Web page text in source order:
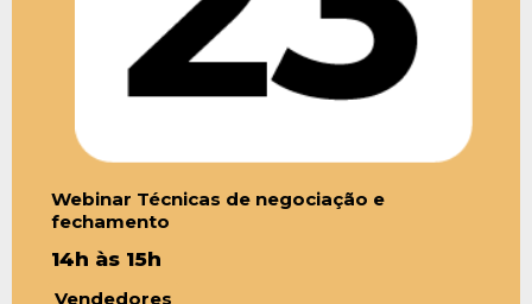
Webinar Técnicas de negociação e
fechamento
14h às 15h
Vendedores